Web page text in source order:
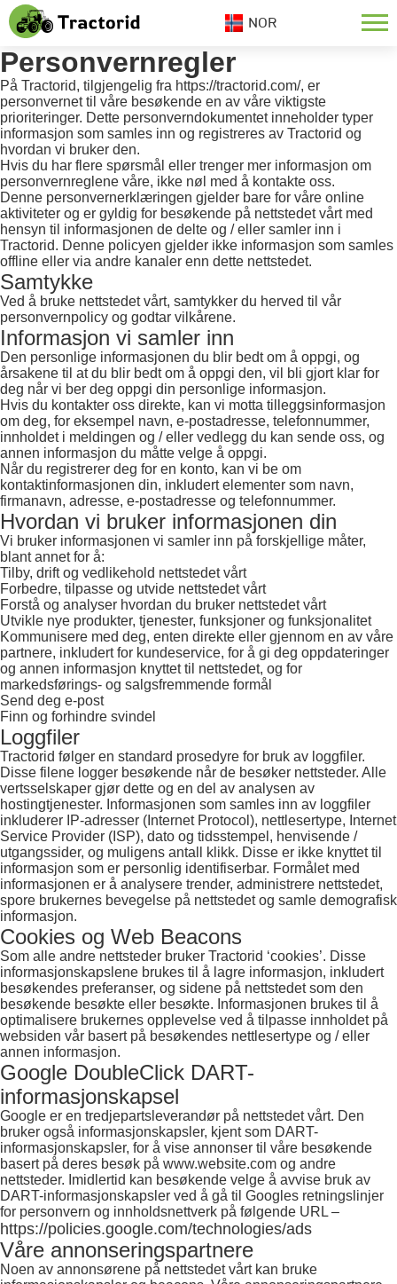
NOR
Personvernregler
På Tractorid, tilgjengelig fra https://tractorid.com/, er
personvernet til våre besøkende en av våre viktigste
prioriteringer. Dette personverndokumentet inneholder typer
informasjon som samles inn og registreres av Tractorid og
hvordan vi bruker den.
Hvis du har flere spørsmål eller trenger mer informasjon om
personvernreglene våre, ikke nøl med å kontakte oss.
Denne personvernerklæringen gjelder bare for våre online
aktiviteter og er gyldig for besøkende på nettstedet vårt med
hensyn til informasjonen de delte og / eller samler inn i
Tractorid. Denne policyen gjelder ikke informasjon som samles
offline eller via andre kanaler enn dette nettstedet.
Samtykke
Ved å bruke nettstedet vårt, samtykker du herved til vår
personvernpolicy og godtar vilkårene.
Informasjon vi samler inn
Den personlige informasjonen du blir bedt om å oppgi, og
årsakene til at du blir bedt om å oppgi den, vil bli gjort klar for
deg når vi ber deg oppgi din personlige informasjon.
Hvis du kontakter oss direkte, kan vi motta tilleggsinformasjon
om deg, for eksempel navn, e-postadresse, telefonnummer,
innholdet i meldingen og / eller vedlegg du kan sende oss, og
annen informasjon du måtte velge å oppgi.
Når du registrerer deg for en konto, kan vi be om
kontaktinformasjonen din, inkludert elementer som navn,
firmanavn, adresse, e-postadresse og telefonnummer.
Hvordan vi bruker informasjonen din
Vi bruker informasjonen vi samler inn på forskjellige måter,
blant annet for å:
Tilby, drift og vedlikehold nettstedet vårt
Forbedre, tilpasse og utvide nettstedet vårt
Forstå og analyser hvordan du bruker nettstedet vårt
Utvikle nye produkter, tjenester, funksjoner og funksjonalitet
Kommunisere med deg, enten direkte eller gjennom en av våre
partnere, inkludert for kundeservice, for å gi deg oppdateringer
og annen informasjon knyttet til nettstedet, og for
markedsførings- og salgsfremmende formål
Send deg e-post
Finn og forhindre svindel
Loggfiler
Tractorid følger en standard prosedyre for bruk av loggfiler.
Disse filene logger besøkende når de besøker nettsteder. Alle
vertsselskaper gjør dette og en del av analysen av
hostingtjenester. Informasjonen som samles inn av loggfiler
inkluderer IP-adresser (Internet Protocol), nettlesertype, Internet
Service Provider (ISP), dato og tidsstempel, henvisende /
utgangssider, og muligens antall klikk. Disse er ikke knyttet til
informasjon som er personlig identifiserbar. Formålet med
informasjonen er å analysere trender, administrere nettstedet,
spore brukernes bevegelse på nettstedet og samle demografisk
informasjon.
Cookies og Web Beacons
Som alle andre nettsteder bruker Tractorid ‘cookies’. Disse
informasjonskapslene brukes til å lagre informasjon, inkludert
besøkendes preferanser, og sidene på nettstedet som den
besøkende besøkte eller besøkte. Informasjonen brukes til å
optimalisere brukernes opplevelse ved å tilpasse innholdet på
websiden vår basert på besøkendes nettlesertype og / eller
annen informasjon.
Google DoubleClick DART-
informasjonskapsel
Google er en tredjepartsleverandør på nettstedet vårt. Den
bruker også informasjonskapsler, kjent som DART-
informasjonskapsler, for å vise annonser til våre besøkende
basert på deres besøk på www.website.com og andre
nettsteder. Imidlertid kan besøkende velge å avvise bruk av
DART-informasjonskapsler ved å gå til Googles retningslinjer
for personvern og innholdsnettverk på følgende URL –
https://policies.google.com/technologies/ads
Våre annonseringspartnere
Noen av annonsørene på nettstedet vårt kan bruke